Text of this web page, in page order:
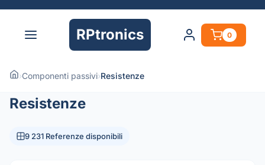
RPtronics 0
›Componenti passivi›Resistenze
Resistenze
9 231 Referenze disponibili